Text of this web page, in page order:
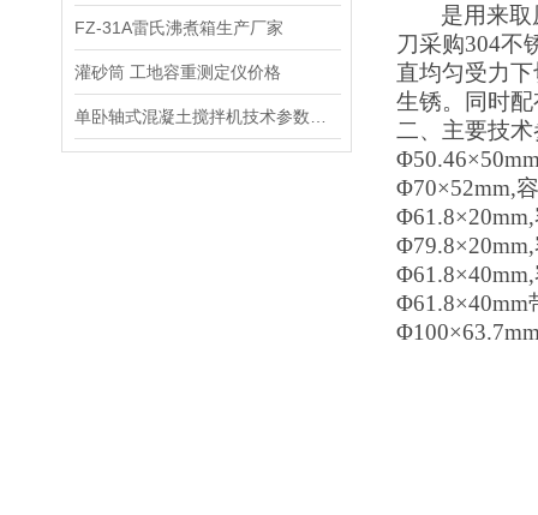
FZ-31A雷氏沸煮箱生产厂家
灌砂筒 工地容重测定仪价格
是用来
刀采购304不
直均匀受力
生锈。同时
二、 主要技
Φ70×52mm,
Φ61.8×40mm